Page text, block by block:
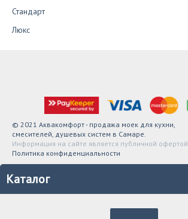
Стандарт
Люкс
© 2021 Аквакомфорт - продажа моек для кухни,
смесителей, душевых систем в Самаре.
Информация на сайте является публичной офертой
Политика конфиденциальности
Каталог